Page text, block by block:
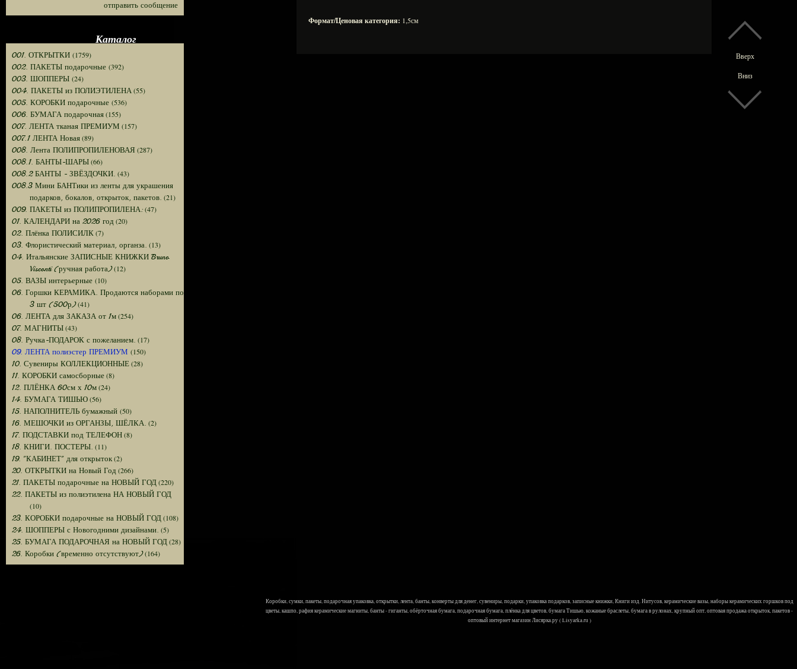
Вверх
Вниз
отправить сообщение
Каталог
001. ОТКРЫТКИ (1759)
002. ПАКЕТЫ подарочные (392)
003. ШОППЕРЫ (24)
004. ПАКЕТЫ из ПОЛИЭТИЛЕНА(55)
005. КОРОБКИ подарочные (536)
006. БУМАГА подарочная(155)
007. ЛЕНТА тканая ПРЕМИУМ (157)
007.1 ЛЕНТА Новая(89)
008. Лента ПОЛИПРОПИЛЕНОВАЯ (287)
008.1. БАНТЫ-ШАРЫ(66)
008.2 БАНТЫ - ЗВЁЗДОЧКИ. (43)
008.3 Мини БАНТики из ленты для украшения
подарков, бокалов, открыток, пакетов. (21)
009. ПАКЕТЫ из ПОЛИПРОПИЛЕНА:(47)
01. КАЛЕНДАРИ на 2026 год (20)
02. Плёнка ПОЛИСИЛК(7)
03. Флористический материал, органза. (13)
04. Итальянские ЗАПИСНЫЕ КНИЖКИ Bruno
Visconti (ручная работа)(12)
05. ВАЗЫ интерьерные (10)
06. Горшки КЕРАМИКА. Продаются наборами по
3 шт (500р)(41)
06. ЛЕНТА для ЗАКАЗА от 1м(254)
07. МАГНИТЫ(43)
08. Ручка-ПОДАРОК с пожеланием. (17)
09. ЛЕНТА полиэстер ПРЕМИУМ (150)
10. Сувениры КОЛЛЕКЦИОННЫЕ(28)
11. КОРОБКИ самосборные(8)
12. ПЛЁНКА 60см х 10м(24)
14. БУМАГА ТИШЬЮ(56)
15. НАПОЛНИТЕЛЬ бумажный (50)
16. МЕШОЧКИ из ОРГАНЗЫ, ШЁЛКА. (2)
17. ПОДСТАВКИ под ТЕЛЕФОН(8)
18. КНИГИ. ПОСТЕРЫ. (11)
19. "КАБИНЕТ" для открыток(2)
20. ОТКРЫТКИ на Новый Год (266)
21. ПАКЕТЫ подарочные на НОВЫЙ ГОД(220)
22. ПАКЕТЫ из полиэтилена НА НОВЫЙ ГОД
(10)
23. КОРОБКИ подарочные на НОВЫЙ ГОД(108)
24. ШОППЕРЫ с Новогодними дизайнами. (5)
25. БУМАГА ПОДАРОЧНАЯ на НОВЫЙ ГОД(28)
26. Коробки (временно отсутствуют)(164)
Формат/Ценовая категория: 1,5см
Коробки, сумки, пакеты, подарочная упаковка, открытки, лента, банты, конверты для денег, сувениры, подарки, упаковка подарков, записные книжки, Книги изд. Нитусов, керамические вазы, наборы керамических горшков под
цветы, кашпо, рафия керамические магниты, банты - гиганты, обёрточная бумага, подарочная бумага, плёнка для цветов, бумага Тишью, кожаные браслеты, бумага в рулонах, крупный опт, оптовая продажа открыток, пакетов -
оптовый интернет магазин Лисярка.ру ( Lisyarka.ru )